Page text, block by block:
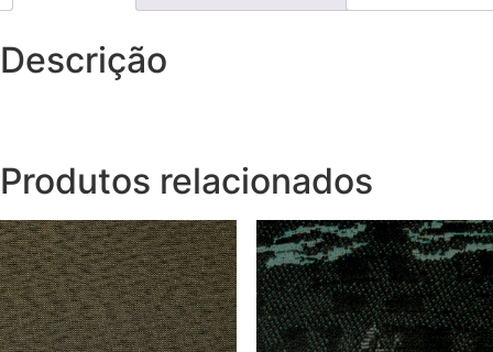
Descrição
Produtos relacionados